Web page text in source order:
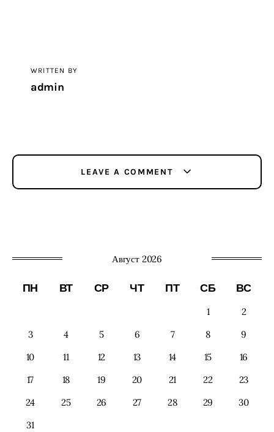
WRITTEN BY
admin
LEAVE A COMMENT
Август 2026
ПН ВТ СР ЧТ ПТ СБ ВС
1
2
3
4 5 6 7 8
9
10
11 12 13 14 15
16
17
18 19 20 21 22
23
24
25 26 27 28 29
30
31